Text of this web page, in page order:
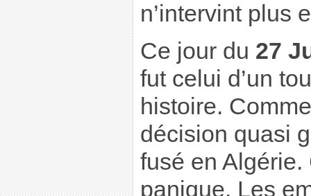
n’intervint plus
Ce jour du 27
fut celui d’un
histoire.
décision quasi
fusé en Algérie.
panique. Les